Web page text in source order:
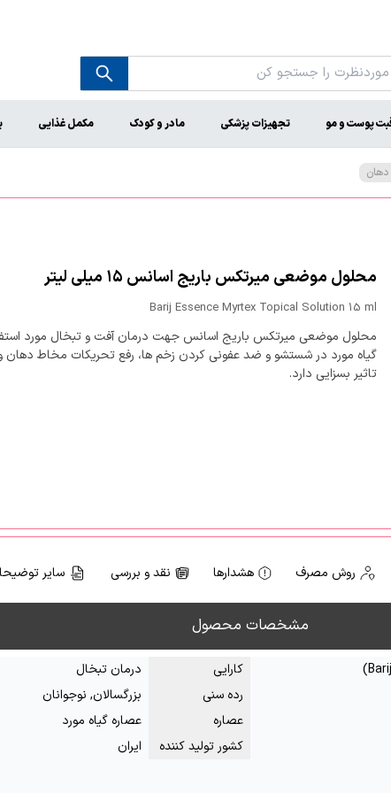
پوست و مو تجهیزات پزشکی مادر و کودک مکمل غذایی
محلول موضعی میرتکس باریج اسانس ۱۵ میلی ‎لیتر
Barij Essence Myrtex Topical Solution 15 ml
محلول موضعی میرتکس باریج اسانس جهت درمان آفت و تبخال مورد
گیاه مورد در شستشو و ضد عفونی کردن زخم ها، رفع تحریکات مخاط دهان
تاثیر بسزایی دارد.
روش مصرف هشدارها نقد و بررسی سایر
مشخصات محصول
کارایی
درمان تبخال
رده سنی
بزرگسالان, نوجوانان
عصاره
عصاره گیاه مورد
کشور تولید کننده
ایران